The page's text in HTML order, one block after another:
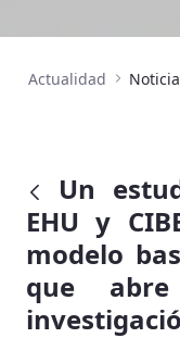
Actualidad
Un
EHU y
modelo
que